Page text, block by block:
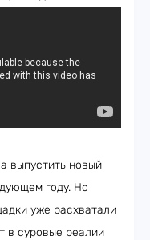
выпустить новый
году. Но
уже расхватали
в суровые реалии